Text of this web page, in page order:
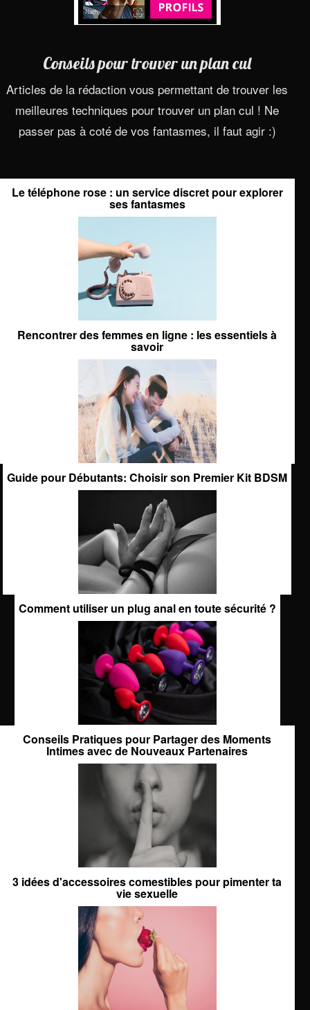
Conseils pour trouver un plan cul
Articles de la rédaction vous permettant de trouver les
meilleures techniques pour trouver un plan cul ! Ne
passer pas à coté de vos fantasmes, il faut agir :)
Le téléphone rose : un service discret pour explorer
ses fantasmes
Rencontrer des femmes en ligne : les essentiels à
savoir
Guide pour Débutants: Choisir son Premier Kit BDSM
Comment utiliser un plug anal en toute sécurité ?
Conseils Pratiques pour Partager des Moments
Intimes avec de Nouveaux Partenaires
3 idées d'accessoires comestibles pour pimenter ta
vie sexuelle